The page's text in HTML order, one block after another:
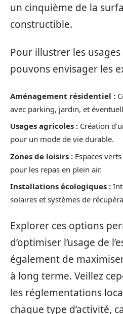
un cinquième de la
constructible.
Pour illustrer les
pouvons envisager les
Aménagement résidentiel :
avec parking, jardin, et
Usages agricoles : Création
pour un mode de vie durable.
Zones de loisirs : Espaces
pour les repas en plein air.
Installations écologiques :
solaires et systèmes de
Explorer ces options
d’optimiser l’usage de
également de
à long terme. Veillez
les réglementations
chaque type d’activité,